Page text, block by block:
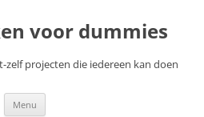
voor dummies
projecten die iedereen kan doen
Menu